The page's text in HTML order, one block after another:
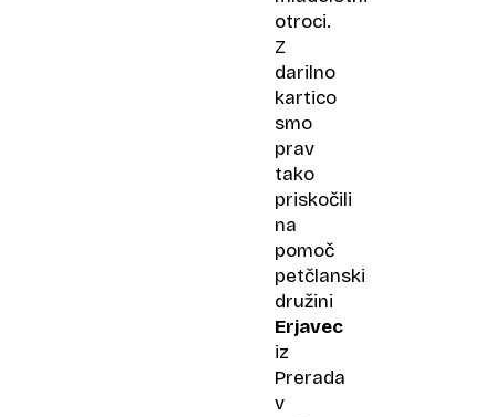
otroci.
Z
darilno
kartico
smo
prav
tako
priskočili
na
pomoč
petčlanski
družini
Erjavec
iz
Prerada
v